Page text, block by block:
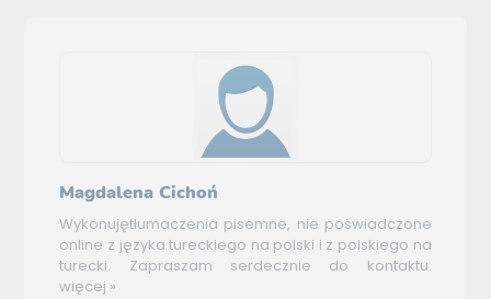
Magdalena Cichoń
Wykonujętłumaczenia pisemne, nie poświadczone
online z języka tureckiego na polski i z polskiego na
turecki. Zapraszam serdecznie do kontaktu.
więcej »